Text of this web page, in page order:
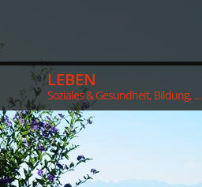
LEBEN
Soziales & Gesundheit, Bildung, ...